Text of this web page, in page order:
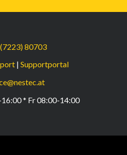
80703
| Supportportal
* Fr 08:00-14:00